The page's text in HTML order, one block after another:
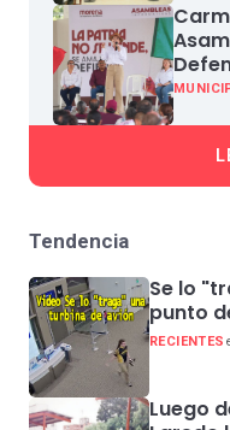
Tendencia
Se lo
punto
RECIENTES
Luego